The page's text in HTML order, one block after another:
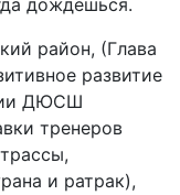
дождёшься.
район, (Глава
развитие
ДЮСШ
тренеров
и ратрак),